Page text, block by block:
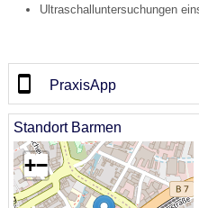
Ultraschalluntersuchungen
PraxisApp
Standort Barmen
+−